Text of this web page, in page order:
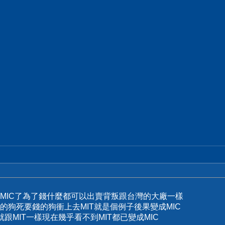
了為了錢什麼都可以出賣背叛跟台灣的大廠一樣
狗死要錢的狗衝上去MIT就是個例子後果變成MIC
跟MIT一樣現在幾乎看不到MIT都已變成MIC